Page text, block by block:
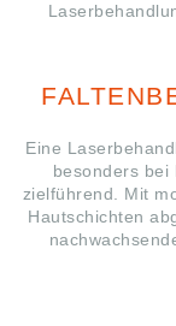
Eine
besonders bei
zielführend. Mit
Hautschichten